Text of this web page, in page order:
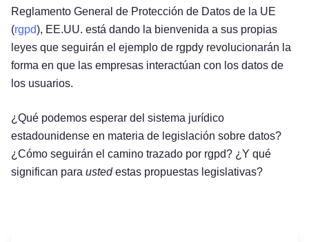
Reglamento General de Protección de Datos de la UE
(rgpd), EE.UU. está dando la bienvenida a sus propias
leyes que seguirán el ejemplo de rgpdy revolucionarán la
forma en que las empresas interactúan con los datos de
los usuarios.
¿Qué podemos esperar del sistema jurídico
estadounidense en materia de legislación sobre datos?
¿Cómo seguirán el camino trazado por rgpd? ¿Y qué
significan para ustedestas propuestas legislativas?